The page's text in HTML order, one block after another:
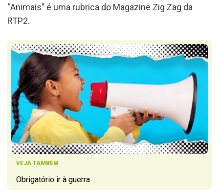
“Animais” é uma rubrica do Magazine Zig Zag da
RTP2.
VEJA TAMBÉM
Obrigatório ir à guerra